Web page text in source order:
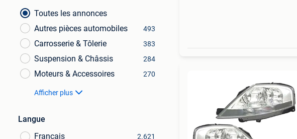
Toutes les annonces
Autres pièces automobiles
493
Carrosserie & Tôlerie 383
Suspension & Châssis 284
Moteurs & Accessoires 270
Afficher plus
Langue
Français
2.621